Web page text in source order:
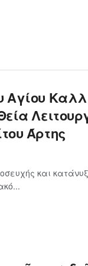
Άρτης
και